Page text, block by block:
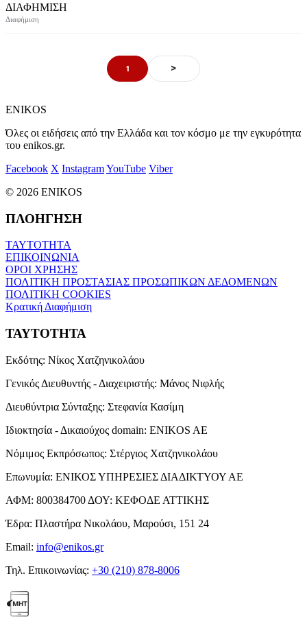
ΔΙΑΦΗΜΙΣΗ
1 >
ENIKOS
Όλες οι ειδήσεις από την Ελλάδα και τον κόσμο με την εγκυρότητα
του enikos.gr.
Facebook X InstagramYouTube Viber
© 2026 ENIKOS
ΠΛΟΗΓΗΣΗ
ΤΑΥΤΟΤΗΤΑ
ΕΠΙΚΟΙΝΩΝΙΑ
ΟΡΟΙ ΧΡΗΣΗΣ
ΠΟΛΙΤΙΚΗ ΠΡΟΣΤΑΣΙΑΣ ΠΡΟΣΩΠΙΚΩΝ ΔΕΔΟΜΕΝΩΝ
ΠΟΛΙΤΙΚΗ COOKIES
Κρατική Διαφήμιση
ΤΑΥΤΟΤΗΤΑ
Εκδότης: Νίκος Χατζηνικολάου
Γενικός Διευθυντής - Διαχειριστής: Μάνος Νιφλής
Διευθύντρια Σύνταξης: Στεφανία Κασίμη
Ιδιοκτησία - Δικαιούχος domain: ENIKOS AE
Νόμιμος Εκπρόσωπος: Στέργιος Χατζηνικολάου
Επωνυμία: ΕΝΙΚΟΣ ΥΠΗΡΕΣΙΕΣ ΔΙΑΔΙΚΤΥΟΥ ΑΕ
ΑΦΜ: 800384700 ΔΟΥ: ΚΕΦΟΔΕ ΑΤΤΙΚΗΣ
Έδρα: Πλαστήρα Νικολάου, Μαρούσι, 151 24
Email: info@enikos.gr
Τηλ. Επικοινωνίας: +30 (210) 878-8006